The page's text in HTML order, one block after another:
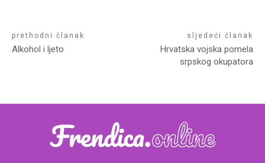
prethodni članak
Alkohol i ljeto
sljedeći članak
Hrvatska vojska pomela
srpskog okupatora